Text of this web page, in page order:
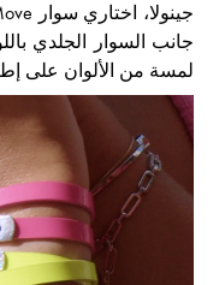
جانب السوار الجلدي
لمسة من الألوان على